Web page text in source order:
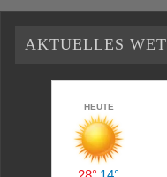
AKTUELLES